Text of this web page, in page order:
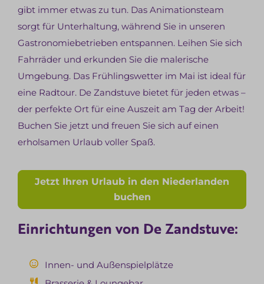
gibt immer etwas zu tun. Das Animationsteam
sorgt für Unterhaltung, während Sie in unseren
Gastronomiebetrieben entspannen. Leihen Sie sich
Fahrräder und erkunden Sie die malerische
Umgebung. Das Frühlingswetter im Mai ist ideal für
eine Radtour. De Zandstuve bietet für jeden etwas –
der perfekte Ort für eine Auszeit am Tag der Arbeit!
Buchen Sie jetzt und freuen Sie sich auf einen
erholsamen Urlaub voller Spaß.
Jetzt Ihren Urlaub in den Niederlanden
buchen
Einrichtungen von De Zandstuve:
Innen- und Außenspielplätze